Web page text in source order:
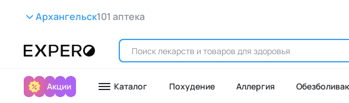
Архангельск101 аптека
Акции Каталог Похудение Аллергия